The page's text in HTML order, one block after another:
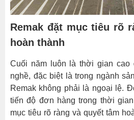
lý
kho
hàng.
Việc
không
chỉ
giúp
tiết
kiệm
Remak đặt mục tiêu rõ
hoàn thành
Cuối năm luôn là thời gian cao
nghề, đặc biệt là trong ngành
Remak không phải là ngoại lệ.
tiến độ đơn hàng trong thời
mục tiêu rõ ràng và quyết tâm